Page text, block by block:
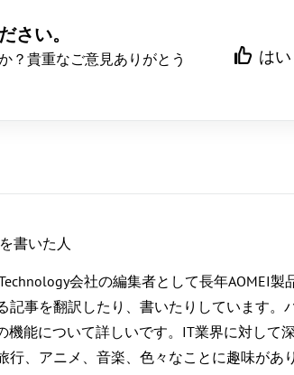
さい。
？貴重なご意見ありがとう
はい
書いた人
会社の編集者として長年AOMEI
記事を翻訳したり、書いたりしています。
機能について詳しいです。IT業界に対して
行、アニメ、音楽、色々なことに趣味があり